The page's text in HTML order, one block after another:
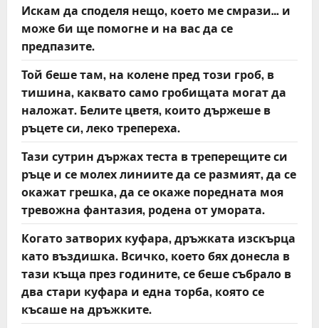
Искам да споделя нещо, което ме смрази… и
може би ще помогне и на вас да се
предпазите.
Той беше там, на колене пред този гроб, в
тишина, каквато само гробищата могат да
наложат. Белите цветя, които държеше в
ръцете си, леко трепереха.
Тази сутрин държах теста в треперещите си
ръце и се молех линиите да се размият, да се
окажат грешка, да се окаже поредната моя
тревожна фантазия, родена от умората.
Когато затворих куфара, дръжката изскърца
като въздишка. Всичко, което бях донесла в
тази къща през годините, се беше събрало в
два стари куфара и една торба, която се
късаше на дръжките.